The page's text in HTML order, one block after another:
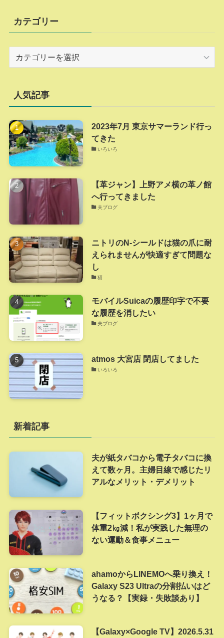
カテゴリー
ー
人気記事
2023年7月 東京サマーランド行っ
てきた
いろいろ
【革ジャン】上野アメ横の革ノ館
へ行ってきました
夫ブログ
ニトリのN-シールドは猫の爪に耐
えられませんが快適すぎて問題な
し
猫
モバイルSuicaの履歴印字で不要
な履歴を消したい
夫ブログ
atmos 大宮店 閉店してました
いろいろ
新着記事
夫が紙タバコから電子タバコに換
えて数ヶ月。主婦目線で感じたリ
アルなメリット・デメリット
【フィットボクシング3】1ヶ月で
体重2㎏減！私が実践した無理の
ない運動＆食事メニュー
ahamoからLINEMOへ乗り換え！
Galaxy S23 Ultraの分割払いはど
うなる？【実録・失敗談あり】
【Galaxy×Google TV】2026.5.31